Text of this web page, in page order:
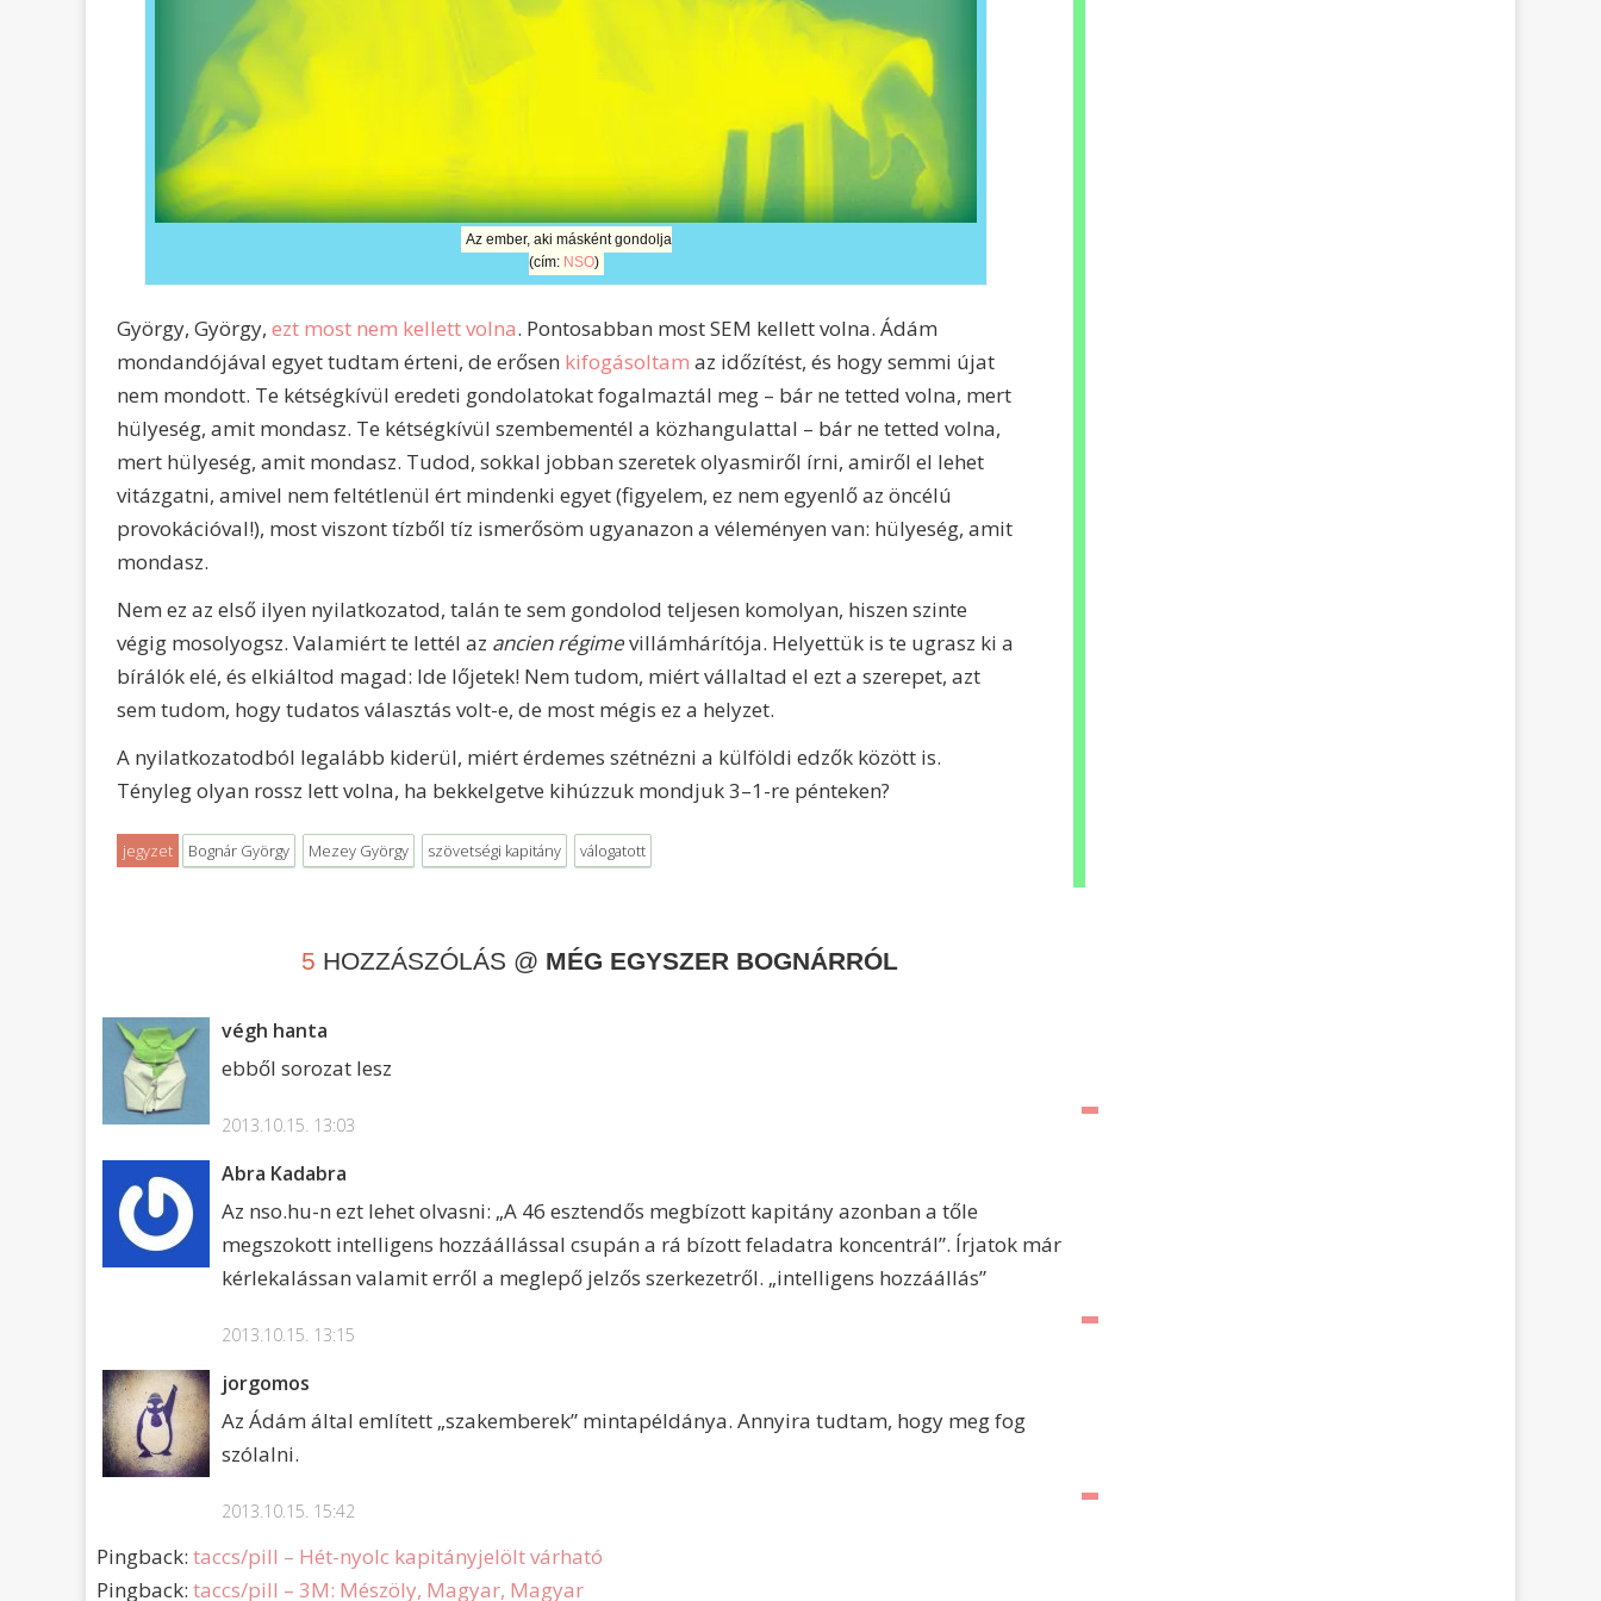
Az ember, aki másként gondolja
(cím: NSO)
György, György, ezt most nem kellett volna. Pontosabban most SEM kellett volna. Ádám
mondandójával egyet tudtam érteni, de erősen kifogásoltam az időzítést, és hogy semmi újat
nem mondott. Te kétségkívül eredeti gondolatokat fogalmaztál meg – bár ne tetted volna, mert
hülyeség, amit mondasz. Te kétségkívül szembementél a közhangulattal – bár ne tetted volna,
mert hülyeség, amit mondasz. Tudod, sokkal jobban szeretek olyasmiről írni, amiről el lehet
vitázgatni, amivel nem feltétlenül ért mindenki egyet (figyelem, ez nem egyenlő az öncélú
provokációval!), most viszont tízből tíz ismerősöm ugyanazon a véleményen van: hülyeség, amit
mondasz.
Nem ez az első ilyen nyilatkozatod, talán te sem gondolod teljesen komolyan, hiszen szinte
végig mosolyogsz. Valamiért te lettél az ancien régimevillámhárítója. Helyettük is te ugrasz ki a
bírálók elé, és elkiáltod magad: Ide lőjetek! Nem tudom, miért vállaltad el ezt a szerepet, azt
sem tudom, hogy tudatos választás volt-e, de most mégis ez a helyzet.
A nyilatkozatodból legalább kiderül, miért érdemes szétnézni a külföldi edzők között is.
Tényleg olyan rossz lett volna, ha bekkelgetve kihúzzuk mondjuk 3–1-re pénteken?
jegyzet Bognár György Mezey György szövetségi kapitány válogatott
5 HOZZÁSZÓLÁS @ MÉG EGYSZER BOGNÁRRÓL
végh hanta
ebből sorozat lesz
2013.10.15. 13:03
Abra Kadabra
Az nso.hu-n ezt lehet olvasni: „A 46 esztendős megbízott kapitány azonban a tőle
megszokott intelligens hozzáállással csupán a rá bízott feladatra koncentrál”. Írjatok már
kérlekalássan valamit erről a meglepő jelzős szerkezetről. „intelligens hozzáállás”
2013.10.15. 13:15
jorgomos
Az Ádám által említett „szakemberek” mintapéldánya. Annyira tudtam, hogy meg fog
szólalni.
2013.10.15. 15:42
Pingback: taccs/pill – Hét-nyolc kapitányjelölt várható
Pingback: taccs/pill – 3M: Mészöly, Magyar, Magyar